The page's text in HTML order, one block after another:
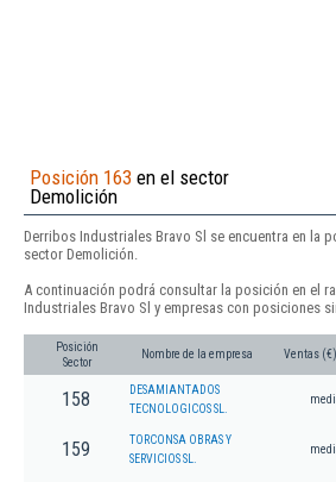
Posición 163 en el sector
Demolición
Derribos Industriales Bravo Sl se encuentra en la
sector Demolición.
A continuación podrá consultar la posición en el
Industriales Bravo Sl y empresas con posiciones
Posición
Sector
Nombre de la empresa Ventas (€)
158
DESAMIANTADOS
TECNOLOGICOS SL.
159
TORCONSA OBRAS Y
SERVICIOS SL.